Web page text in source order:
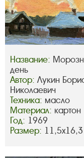
Название:
день
Автор: Лукин
Николаевич
Техника: масло
Материал: картон
Год: 1969
Размер: 11,5х16,3